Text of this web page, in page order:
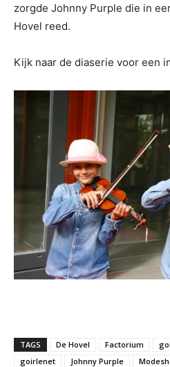
zorgde Johnny Purple die in
Hovel reed.
Kijk naar de diaserie voor een
TAGS De Hovel Factorium
goirlenet
Johnny Purple